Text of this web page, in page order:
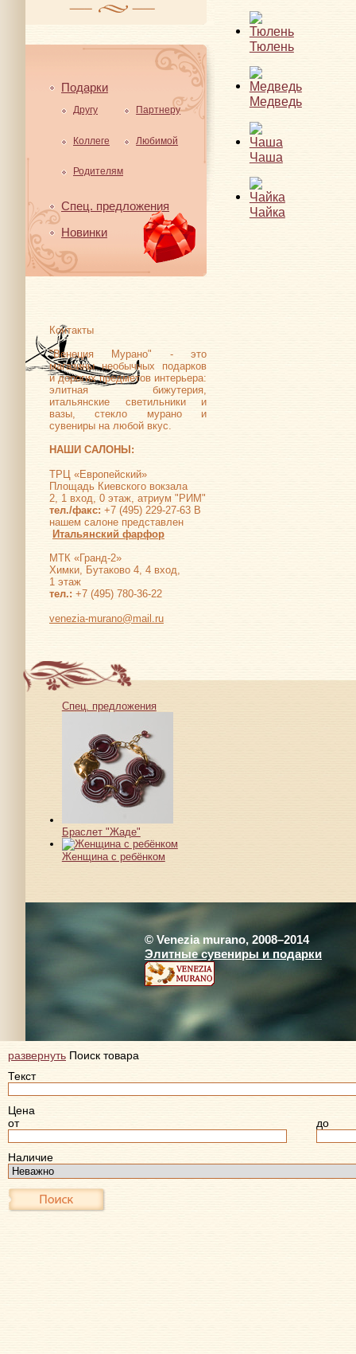
Подарки
Другу Партнеру
Коллеге Любимой
Родителям
Спец. предложения
Новинки
Контакты
"Венеция Мурано" - это
магазины необычных подарков
и дорогих предметов интерьера:
элитная бижутерия,
итальянские светильники и
вазы, стекло мурано и
сувениры на любой вкус.
НАШИ САЛОНЫ:
ТРЦ «Европейский»
Площадь Киевского вокзала
2, 1 вход, 0 этаж, атриум "РИМ"
тел./факс: +7 (495) 229-27-63 В
нашем салоне представлен
Итальянский фарфор
МТК «Гранд-2»
Химки, Бутаково 4, 4 вход,
1 этаж
тел.: +7 (495) 780-36-22
venezia-murano@mail.ru
Тюлень
Медведь
Чаша
Чайка
Спец. предложения
Браслет "Жаде"
Женщина с ребёнком
© Venezia murano, 2008–2014
Элитные сувениры и подарки
развернуть Поиск товара
Текст
Цена
от
до
Наличие